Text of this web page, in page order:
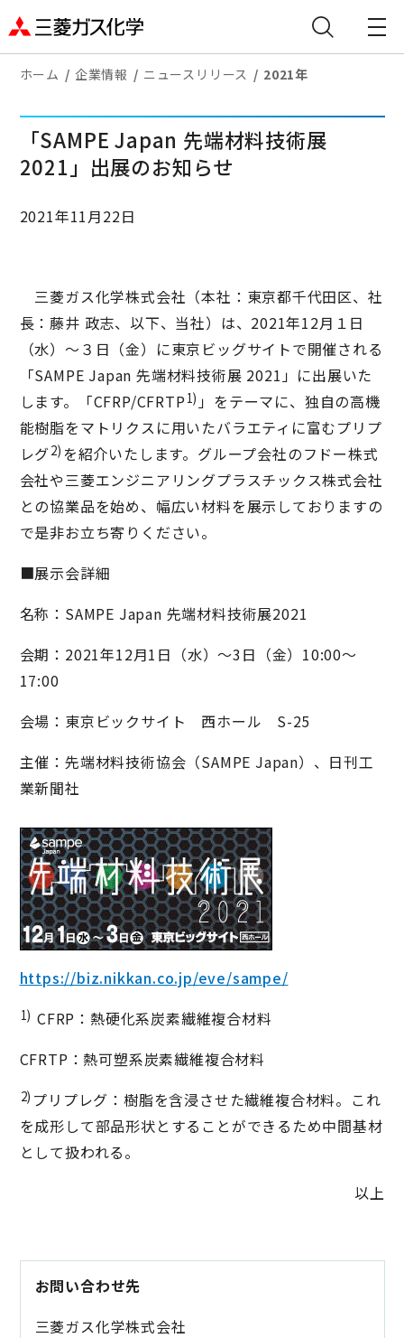
ホーム 企業情報 ニュースリリース 2021年
「SAMPE Japan 先端材料技術展
2021」出展のお知らせ
2021年11月22日
三菱ガス化学株式会社（本社：東京都千代田区、社
長：藤井 政志、以下、当社）は、2021年12月１日
（水）～３日（金）に東京ビッグサイトで開催される
「SAMPE Japan 先端材料技術展 2021」に出展いた
します。「CFRP/CFRTP1) 」をテーマに、独自の高機
能樹脂をマトリクスに用いたバラエティに富むプリプ
レグ2) を紹介いたします。グループ会社のフドー株式
会社や三菱エンジニアリングプラスチックス株式会社
との協業品を始め、幅広い材料を展示しておりますの
で是非お立ち寄りください。
■展示会詳細
名称：SAMPE Japan 先端材料技術展2021
会期：2021年12月1日（水）～3日（金）10:00〜
17:00
会場：東京ビックサイト 西ホール S-25
主催：先端材料技術協会（SAMPE Japan）、日刊工
業新聞社
https://biz.nikkan.co.jp/eve/sampe/
1) CFRP：熱硬化系炭素繊維複合材料
CFRTP：熱可塑系炭素繊維複合材料
2) プリプレグ：樹脂を含浸させた繊維複合材料。これ
を成形して部品形状とすることができるため中間基材
として扱われる。
以上
お問い合わせ先
三菱ガス化学株式会社